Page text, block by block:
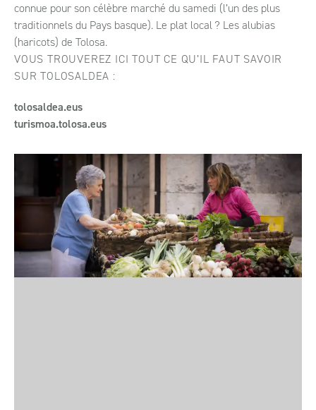
VOUS TROUVEREZ ICI TOUT CE QU’IL FAUT SAVOIR
SUR TOLOSALDEA :
tolosaldea.eus
turismoa.tolosa.eus
connue pour son célèbre marché du samedi (l’un des plus
traditionnels du Pays basque). Le plat local ? Les alubias
(haricots) de Tolosa.